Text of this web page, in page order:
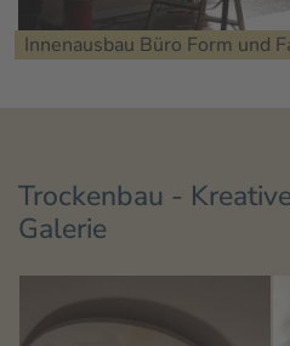
Innenausbau Büro Form und
Trockenbau -
Galerie